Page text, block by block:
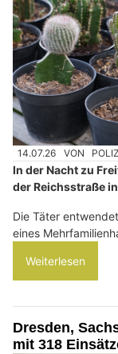
14.07.26 VON
In der Nacht zu
der Reichsstraße
Die Täter
eines
Weiterlesen
Dresden,
mit 318